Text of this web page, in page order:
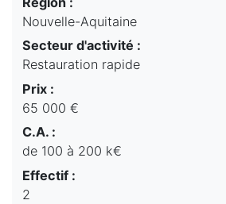
Nouvelle-Aquitaine
Secteur d'activité :
Restauration rapide
Prix :
65 000 €
C.A. :
de 100 à 200 k€
Effectif :
2